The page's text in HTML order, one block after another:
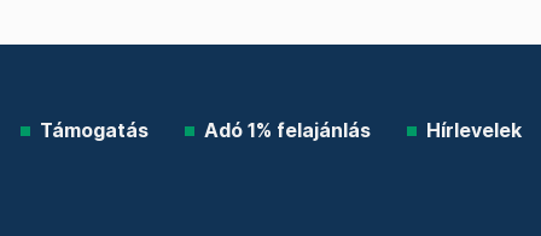
Támogatás Adó 1% felajánlás Hírlevelek